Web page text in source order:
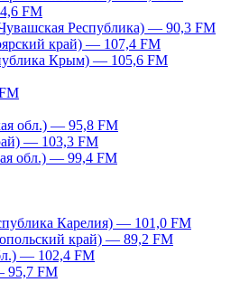
FM
Республика) — 90,3 FM
край) — 107,4 FM
Крым) — 105,6 FM
обл.) — 95,8 FM
— 103,3 FM
обл.) — 99,4 FM
Карелия) — 101,0 FM
край) — 89,2 FM
— 102,4 FM
95,7 FM